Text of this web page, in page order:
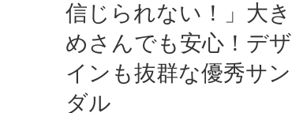
信じられない！」大き
めさんでも安心！デザ
インも抜群な優秀サン
ダル